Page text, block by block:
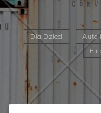
Dla Dzieci Auta